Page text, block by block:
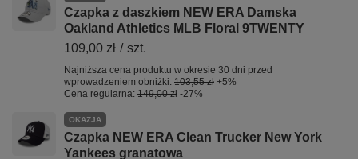
Czapka z daszkiem NEW ERA Damska
Oakland Athletics MLB Floral 9TWENTY
109,00 zł / szt.
Najniższa cena produktu w okresie 30 dni przed
wprowadzeniem obniżki: 103,55 zł +5%
Cena regularna: 149,00 zł -27%
OKAZJA
Czapka NEW ERA Clean Trucker New York
Yankees granatowa